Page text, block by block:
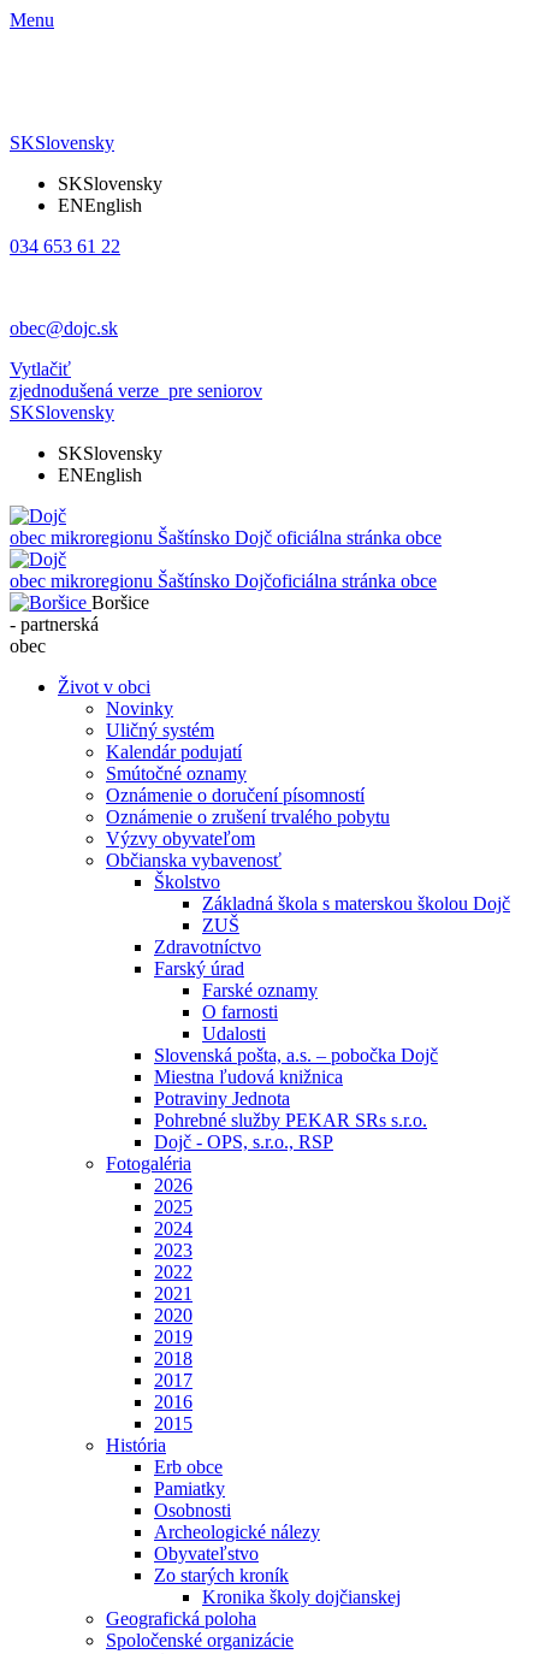
Menu
SKSlovensky
SKSlovensky
ENEnglish
034 653 61 22
obec@dojc.sk
Vytlačiť
zjednodušená verze pre seniorov
SKSlovensky
SKSlovensky
ENEnglish
obec mikroregionu Šaštínsko Dojč oficiálna stránka obce
obec mikroregionu Šaštínsko Dojčoficiálna stránka obce
Boršice
- partnerská
obec
Život v obci
Novinky
Uličný systém
Kalendár podujatí
Smútočné oznamy
Oznámenie o doručení písomností
Oznámenie o zrušení trvalého pobytu
Výzvy obyvateľom
Občianska vybavenosť
Školstvo
Základná škola s materskou školou Dojč
ZUŠ
Zdravotníctvo
Farský úrad
Farské oznamy
O farnosti
Udalosti
Slovenská pošta, a.s. – pobočka Dojč
Miestna ľudová knižnica
Potraviny Jednota
Pohrebné služby PEKAR SRs s.r.o.
Dojč - OPS, s.r.o., RSP
Fotogaléria
2026
2025
2024
2023
2022
2021
2020
2019
2018
2017
2016
2015
História
Erb obce
Pamiatky
Osobnosti
Archeologické nálezy
Obyvateľstvo
Zo starých kroník
Kronika školy dojčianskej
Geografická poloha
Spoločenské organizácie